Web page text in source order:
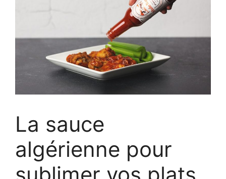
La sauce
algérienne pour